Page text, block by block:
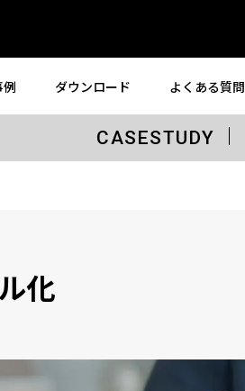
例 ダウンロード よくある質問
CASESTUDY
化